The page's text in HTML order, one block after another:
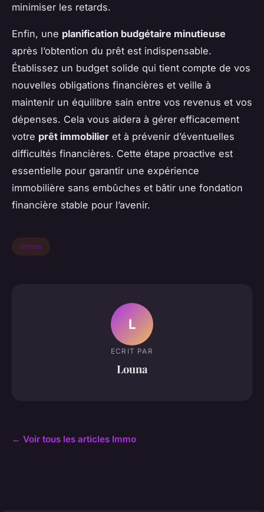
minimiser les retards.
Enfin, une planification budgétaire minutieuse
après l’obtention du prêt est indispensable.
Établissez un budget solide qui tient compte de vos
nouvelles obligations financières et veille à
maintenir un équilibre sain entre vos revenus et vos
dépenses. Cela vous aidera à gérer efficacement
votre prêt immobilier et à prévenir d’éventuelles
difficultés financières. Cette étape proactive est
essentielle pour garantir une expérience
immobilière sans embûches et bâtir une fondation
financière stable pour l’avenir.
Immo
L
ECRIT PAR
Louna
← Voir tous les articles Immo